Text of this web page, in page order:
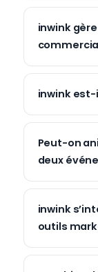
inwink
inwink est-
Peut-on
deux
inwink
outils